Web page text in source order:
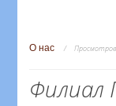
О нас
Филиал